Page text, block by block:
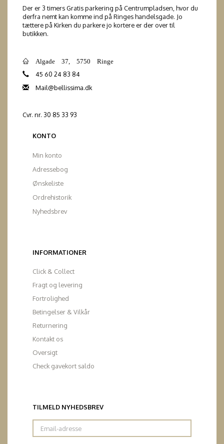
Der er 3 timers Gratis parkering på Centrumpladsen, hvor du
derfra nemt kan komme ind på Ringes handelsgade. Jo
tættere på Kirken du parkere jo kortere er der over til
butikken.
Algade 37, 5750 Ringe
45 60 24 83 84
Mail@bellissima.dk
Cvr. nr. 30 85 33 93
KONTO
Min konto
Adressebog
Ønskeliste
Ordrehistorik
Nyhedsbrev
INFORMATIONER
Click & Collect
Fragt og levering
Fortrolighed
Betingelser & Vilkår
Returnering
Kontakt os
Oversigt
Check gavekort saldo
TILMELD NYHEDSBREV
Email-
adresse